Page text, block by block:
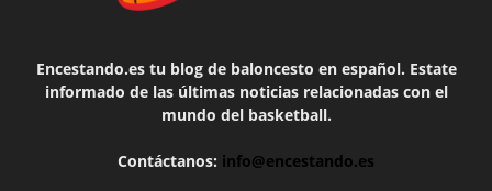
Encestando.es tu blog de baloncesto en español. Estate
informado de las últimas noticias relacionadas con el
mundo del basketball.
Contáctanos: info@encestando.es